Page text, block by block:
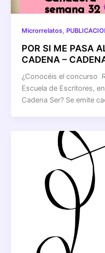
Microrrelatos,
POR SI ME PASA
CADENA –
¿Conocéis el concurso
Escuela de Escritores,
Cadena Ser? Se emite